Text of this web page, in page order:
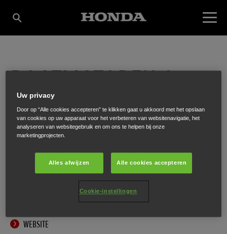
BOOTMOTOREN &
SERVICE OOME
Havenkade 1a,Drimmelen,4924 BC
WEBSITE
Uw privacy
Door op “Alle cookies accepteren” te klikken gaat u akkoord met het opslaan
van cookies op uw apparaat voor het verbeteren van websitenavigatie, het
analyseren van websitegebruik en om ons te helpen bij onze
marketingprojecten.
Alles afwijzen Alle cookies accepteren
Cookie-instellingen